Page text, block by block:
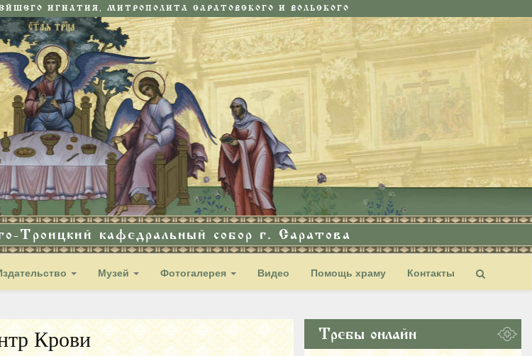
ИГНАТИЯ, МИТРОПОЛИТА САРАТОВСКОГО И ВОЛЬСКОГО
Троицкий кафедральный собор г. Саратова
Музей Фотогалерея Видео Помощь храму Контакты
Крови Требы онлайн